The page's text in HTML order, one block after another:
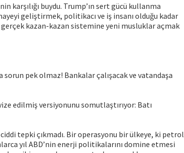
karşılığı buydu. Trump’ın sert gücü kullanma
geliştirmek, politikacı ve iş insanı olduğu kadar
kazan-kazan sistemine yeni musluklar açmak
sorun pek olmaz! Bankalar çalışacak ve vatandaşa
edilmiş versiyonunu somutlaştırıyor: Batı
tepki çıkmadı. Bir operasyonu bir ülkeye, ki petrol
yıl ABD’nin enerji politikalarını domine etmesi